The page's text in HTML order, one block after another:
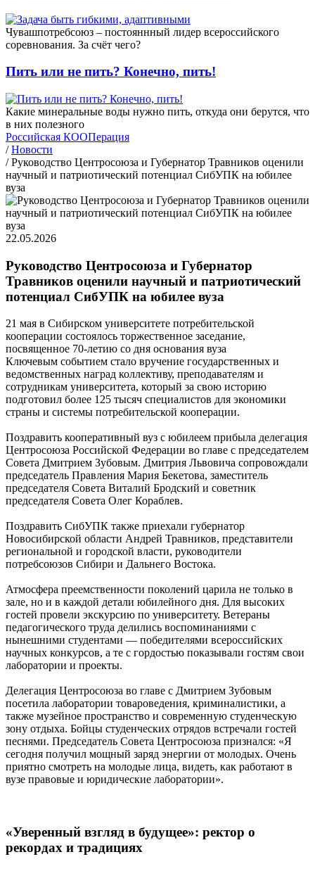
Чувашпотребсоюз – постояннный лидер всероссийского
соревнования. За счёт чего?
Пить или не пить? Конечно, пить!
Какие минеральные воды нужно пить, откуда они берутся, что
в них полезного
Российская КООПерация
/ Новости
/ Руководство Центросоюза и Губернатор Травников оценили
научный и патриотический потенциал СибУПК на юбилее
вуза
22.05.2026
Руководство Центросоюза и Губернатор
Травников оценили научный и патриотический
потенциал СибУПК на юбилее вуза
21 мая в Сибирском университете потребительской
кооперации состоялось торжественное заседание,
посвященное 70-летию со дня основания вуза
Ключевым событием стало вручение государственных и
ведомственных наград коллективу, преподавателям и
сотрудникам университета, который за свою историю
подготовил более 125 тысяч специалистов для экономики
страны и системы потребительской кооперации.
Поздравить кооперативный вуз с юбилеем прибыла делегация
Центросоюза Российской Федерации во главе с председателем
Совета Дмитрием Зубовым. Дмитрия Львовича сопровождали
председатель Правления Мария Бекетова, заместитель
председателя Совета Виталий Бродский и советник
председателя Совета Олег Кораблев.
Поздравить СибУПК также приехали губернатор
Новосибирской области Андрей Травников, представители
региональной и городской власти, руководители
потребсоюзов Сибири и Дальнего Востока.
Атмосфера преемственности поколений царила не только в
зале, но и в каждой детали юбилейного дня. Для высоких
гостей провели экскурсию по университету. Ветераны
педагогического труда делились воспоминаниями с
нынешними студентами — победителями всероссийских
научных конкурсов, а те с гордостью показывали гостям свои
лаборатории и проекты.
Делегация Центросоюза во главе с Дмитрием Зубовым
посетила лаборатории товароведения, криминалистики, а
также музейное пространство и современную студенческую
зону отдыха. Бойцы студенческих отрядов встречали гостей
песнями. Председатель Совета Центросоюза признался: «Я
сегодня получил мощный заряд энергии от молодых. Очень
приятно смотреть на молодые лица, видеть, как работают в
вузе правовые и юридические лаборатории».
«Уверенный взгляд в будущее»: ректор о
рекордах и традициях